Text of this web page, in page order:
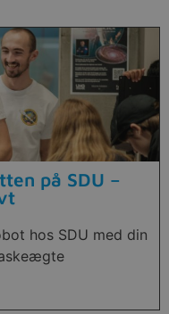
på SDU –
hos SDU med din